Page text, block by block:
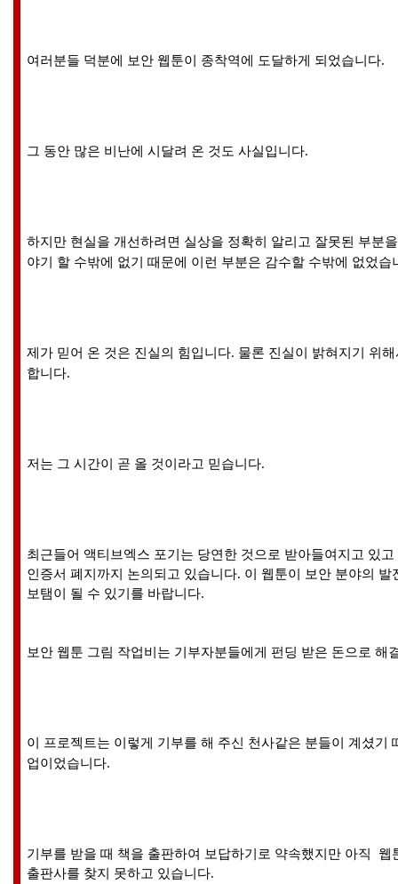
여러분들 덕분에 보안 웹툰이 종착역에 도달하게 되었습니다.
그 동안 많은 비난에 시달려 온 것도 사실입니다.
하지만 현실을 개선하려면 실상을 정확히 알리고 잘못된 부분
야기 할 수밖에 없기 때문에 이런 부분은 감수할 수밖에 없었습
제가 믿어 온 것은 진실의 힘입니다. 물론 진실이 밝혀지기 위
합니다.
저는 그 시간이 곧 올 것이라고 믿습니다.
최근들어 액티브엑스 포기는 당연한 것으로 받아들여지고 있
인증서 폐지까지 논의되고 있습니다. 이 웹툰이 보안 분야의 발
보탬이 될 수 있기를 바랍니다.
보안 웹툰 그림 작업비는 기부자분들에게 펀딩 받은 돈으로 해
이 프로젝트는 이렇게 기부를 해 주신 천사같은 분들이 계셨기
업이었습니다.
기부를 받을 때 책을 출판하여 보답하기로 약속했지만 아직 웹
출판사를 찾지 못하고 있습니다.